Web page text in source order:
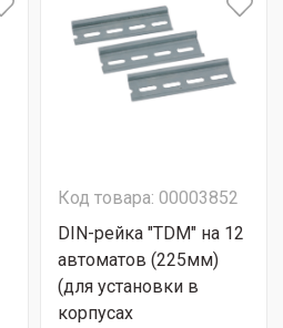
Код товара: 00003852
DIN-рейка "TDM" на 12
автоматов (225мм)
(для установки в
корпусах